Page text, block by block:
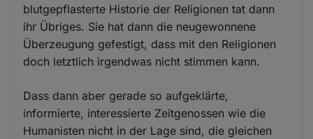
blutgepflasterte Historie der Religionen tat dann
ihr Übriges. Sie hat dann die neugewonnene
Überzeugung gefestigt, dass mit den Religionen
doch letztlich irgendwas nicht stimmen kann.
Dass dann aber gerade so aufgeklärte,
informierte, interessierte Zeitgenossen wie die
Humanisten nicht in der Lage sind, die gleichen